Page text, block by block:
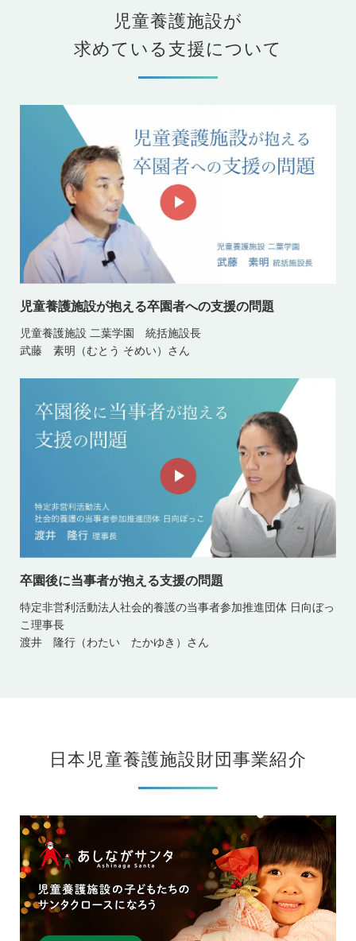
児童養護施設が
求めている支援について
児童養護施設が抱える卒園者への支援の問題
児童養護施設 二葉学園 統括施設長
武藤 素明（むとう そめい）さん
卒園後に当事者が抱える支援の問題
特定非営利活動法人社会的養護の当事者参加推進団体 日向ぼっ
こ理事長
渡井 隆行（わたい たかゆき）さん
日本児童養護施設財団事業紹介